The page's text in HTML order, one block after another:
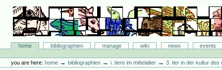
content.
navigation
Bibliographie-Portal
Sectionshome bibliographien manage wiki news
events
tools
you are here: home →bibliographien →i. tiere im mittelalter →3. tier in der kultur des